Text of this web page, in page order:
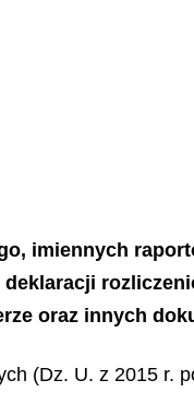
imiennych
oraz innych
(Dz. U. z 2015 r.